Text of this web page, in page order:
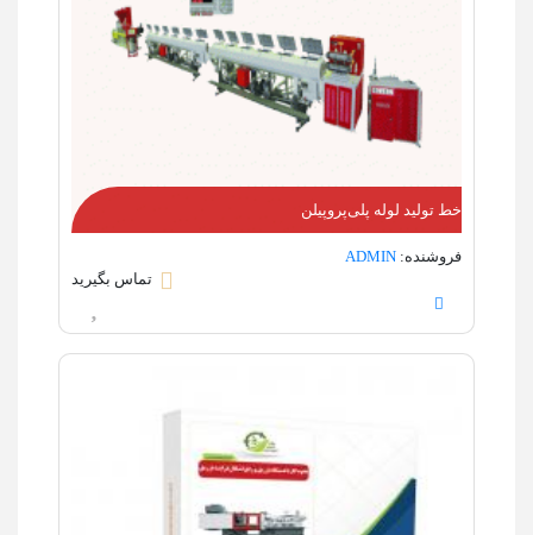
خط تولید لوله‌ پلی‌‌پروپیلن
فروشنده: ADMIN
تماس بگیرید